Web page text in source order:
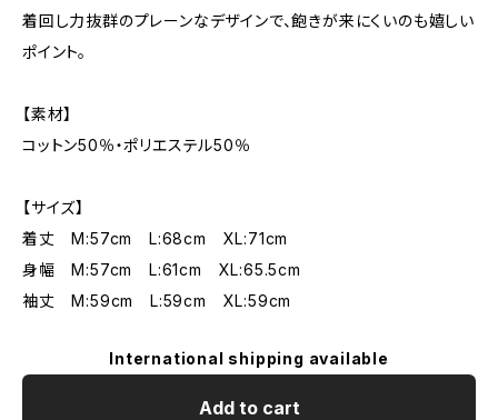
着回し力抜群のプレーンなデザインで、飽きが来にくいのも嬉しい
ポイント。
【素材】
コットン50％・ポリエステル50％
【サイズ】
着丈 M:57cm L:68cm XL:71cm
身幅 M:57cm L:61cm XL:65.5cm
袖丈 M:59cm L:59cm XL:59cm
International shipping available
Add to cart